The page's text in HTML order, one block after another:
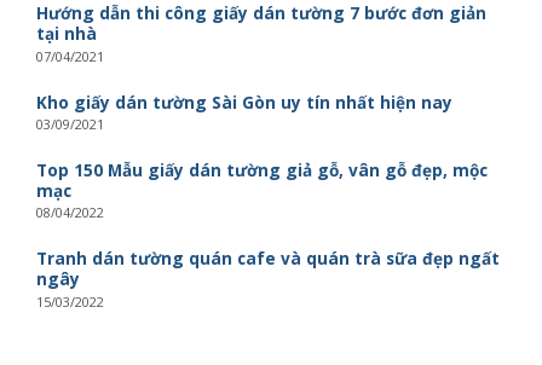
Hướng dẫn thi công giấy dán tường 7 bước đơn giản
tại nhà
07/04/2021
Kho giấy dán tường Sài Gòn uy tín nhất hiện nay
03/09/2021
Top 150 Mẫu giấy dán tường giả gỗ, vân gỗ đẹp, mộc
mạc
08/04/2022
Tranh dán tường quán cafe và quán trà sữa đẹp ngất
ngây
15/03/2022